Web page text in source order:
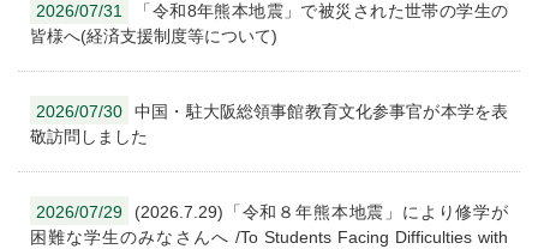
2026/07/31
「令和8年熊本地震」で被災された世帯の学生の
皆様へ(経済支援制度等について)
2026/07/30
中国・駐大阪総領事館教育文化参事官が本学を表
敬訪問しました
2026/07/29
(2026.7.29)「令和８年熊本地震」により修学が
困難な学生のみなさんへ /To Students Facing Difficulties with